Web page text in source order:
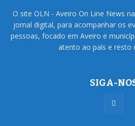
O site OLN - Aveiro On Line News
jornal digital, para acompanhar os
pessoas, focado em Aveiro e
atento ao país e resto
SIGA-